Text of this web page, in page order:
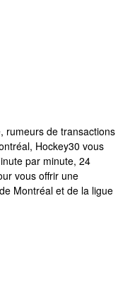
rumeurs de transactions
Hockey30 vous
par minute, 24
vous offrir une
Montréal et de la ligue